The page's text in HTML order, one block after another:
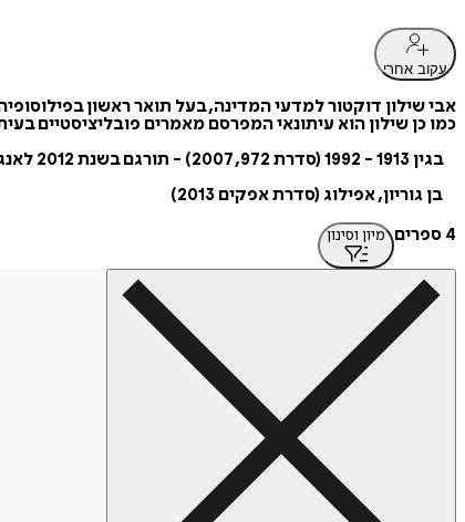
עקוב אחרי
אבי שילון דוקטור למדעי המדינה, בעל תואר ראשון
כמו כן שילון הוא עיתונאי המפרסם מאמרים פובליציסטיים
בגין 1913 - 1992 (סדרת 972, 2007) - תורגם בשנת 2012 לאנגלית על ידי הוצאת Yale University Press, וזכה במקום השני בקטגוריית ביוגרפיות בתחרות של ה-Jewish Book Council.
בן גוריון, אפילוג (סדרת אפקים 2013)
4 ספרים
מיון וסינון